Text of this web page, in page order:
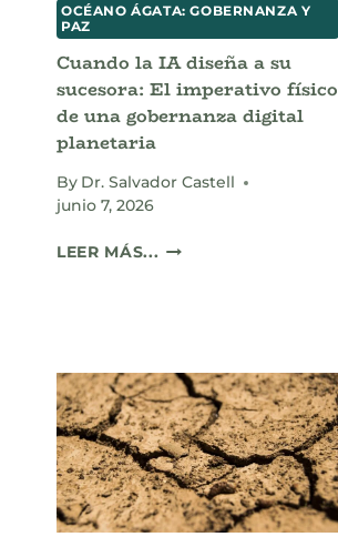
LA
ERA
DE
LOS
ALGORITMOS
OCÉANO ÁGATA: GOBERNANZA Y
PAZ
Cuando la IA diseña a su
sucesora: El imperativo físico
de una gobernanza digital
planetaria
By Dr. Salvador Castell
junio 7, 2026
LEER MÁS... CUANDO
SUCESORA:
EL
IMPERATIVO
FÍSICO
DE
UNA
GOBERNANZA